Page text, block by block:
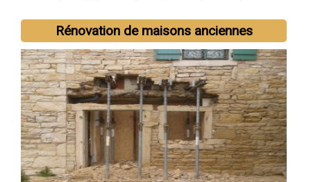
Rénovation de maisons anciennes